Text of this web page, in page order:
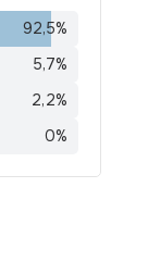
92,5%
5,7%
2,2%
0%